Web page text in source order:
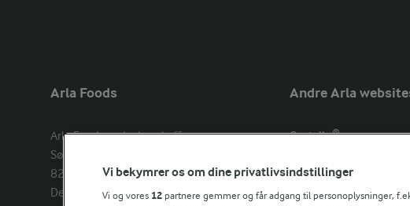
Arla Foods
Arla Foods amba head office
Sønderhøj 14,
8260 Viby J
Denmark
Andre Arla
Castello®
Arla Unika
Arla shop
Vi bekymrer os om dine privatlivsindstillinger
Vi og vores 12 partnere gemmer og får adgang til personoplysninger,